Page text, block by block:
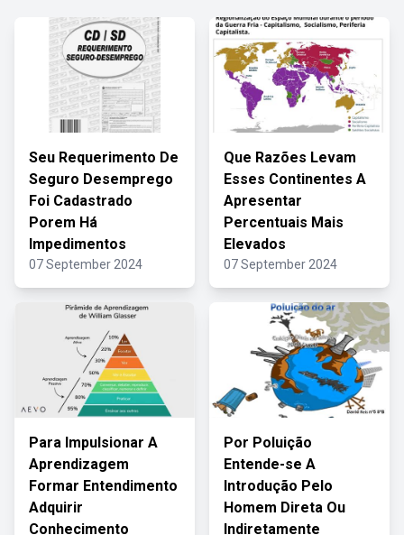
Seu Requerimento De
Seguro Desemprego
Foi Cadastrado
Porem Há
Impedimentos
07 September 2024
Que Razões Levam
Esses Continentes A
Apresentar
Percentuais Mais
Elevados
07 September 2024
Para Impulsionar A
Aprendizagem
Formar Entendimento
Adquirir
Conhecimento
Por Poluição
Entende-se A
Introdução Pelo
Homem Direta Ou
Indiretamente